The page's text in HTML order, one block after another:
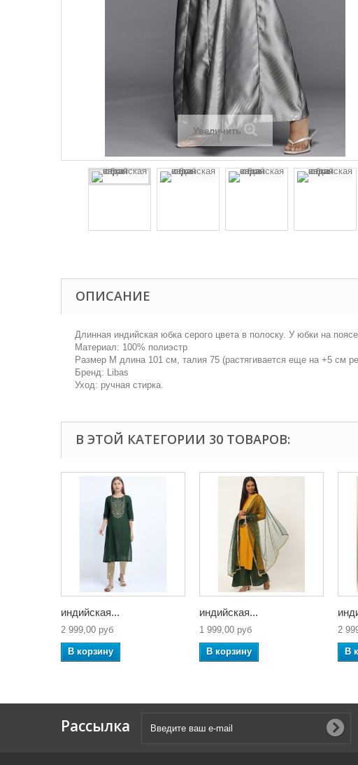
Увеличить
ОПИСАНИЕ
Длинная индийская юбка серого цвета в полоску. У юбки на
Материал: 100% полиэстр
Размер М длина 101 см, талия 75 (растягивается еще на +5 см
Бренд: Libas
Уход: ручная стирка.
В ЭТОЙ КАТЕГОРИИ 30 ТОВАРОВ:
индийская...
2 999,00 руб
В корзину
индийская...
1 999,00 руб
В корзину
2
В
Рассылка